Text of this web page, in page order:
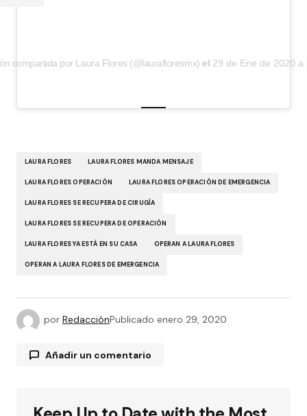
compartida por Laura Flores (@laurafloresmx) el 29 de Ene de 2020 a
LAURA FLORES LAURA FLORES MANDA MENSAJE
LAURA FLORES OPERACIÓN LAURA FLORES OPERACIÓN DE EMERGENCIA
LAURA FLORES SE RECUPERA DE CIRUGÍA
LAURA FLORES SE RECUPERA DE OPERACIÓN
LAURA FLORES YA ESTÁ EN SU CASA OPERAN A LAURA FLORES
OPERAN A LAURA FLORES DE EMERGENCIA
por RedacciónPublicado enero 29, 2020
Añadir un comentario
Tu dirección de correo electrónico no será